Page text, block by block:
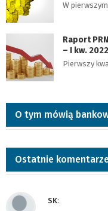
W
Raport
– I kw. 2022
Pierwszy
O tym mówią
Ostatnie
SK: